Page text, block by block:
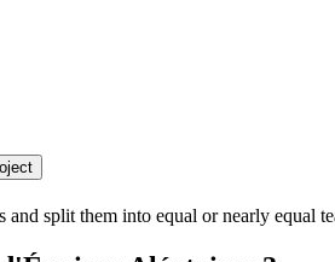
split them into equal or nearly equal